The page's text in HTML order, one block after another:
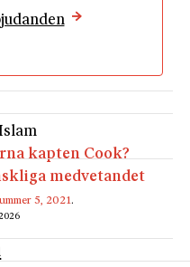
mestadels unga
tyrannen. För att
revolutionen först
och
– inte bara
västtillvända
regering valdes
Cecilia Uddén
kapten Cook?
medvetandet
5, 2021.